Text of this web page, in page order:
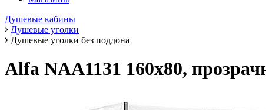
Душевые кабины
Душевые уголки
Душевые уголки без поддона
Alfa NAA1131 160x80,